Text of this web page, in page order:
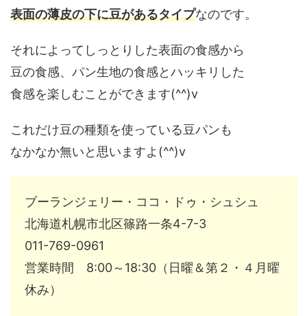
表面の薄皮の下に豆があるタイプなのです。
それによってしっとりした表面の食感から
豆の食感、パン生地の食感とハッキリした
食感を楽しむことができます(^^)v
これだけ豆の種類を使っている豆パンも
なかなか無いと思いますよ(^^)v
ブーランジェリー・ココ・ドゥ・シュシュ
北海道札幌市北区篠路一条4-7-3
011-769-0961
営業時間 8:00～18:30（日曜＆第２・４月曜
休み）